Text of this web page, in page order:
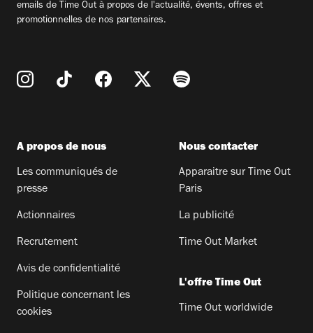
emails de Time Out à propos de l'actualité, évents, offres et
promotionnelles de nos partenaires.
A propos de nous
Les communiqués de
presse
Actionnaires
Recrutement
Avis de confidentialité
Politique concernant les
cookies
Nous contacter
Apparaitre sur Time Out
Paris
La publicité
Time Out Market
L'offre Time Out
Time Out worldwide